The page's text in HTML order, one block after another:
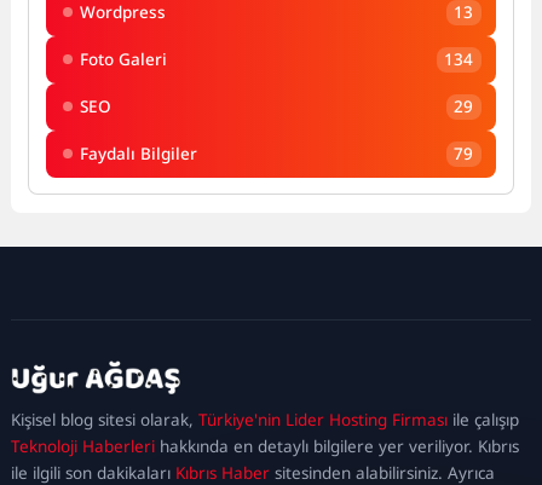
Wordpress 13
Foto Galeri 134
SEO 29
Faydalı Bilgiler 79
Kişisel blog sitesi olarak,Türkiye'nin Lider Hosting Firması ile çalışıp
Teknoloji Haberleri hakkında en detaylı bilgilere yer veriliyor. Kıbrıs
ile ilgili son dakikaları Kıbrıs Haber sitesinden alabilirsiniz. Ayrıca
kadıköy
escortmaltepe
escortataşehir
escortümraniye
escort